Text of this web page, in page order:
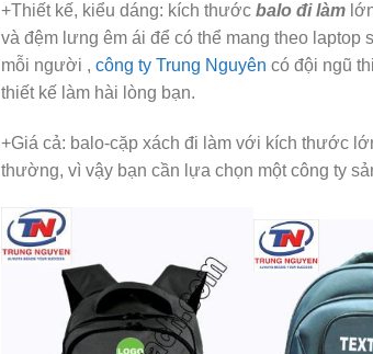
+Thiết kế, kiểu dáng: kích thước balo đi làm
và đệm lưng êm ái để có thể mang theo laptop
mỗi người , công ty Trung Nguyên có đội ngũ
thiết kế làm hài lòng bạn.
+Giá cả: balo-cặp xách đi làm với kích thước
thường, vì vậy bạn cần lựa chọn một công ty